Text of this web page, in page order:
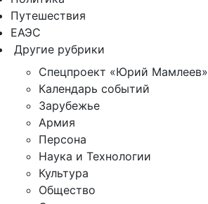
Путешествия
ЕАЭС
Другие рубрики
Спецпроект «Юрий Мамлеев»
Календарь событий
Зарубежье
Армия
Персона
Наука и Технологии
Культура
Общество